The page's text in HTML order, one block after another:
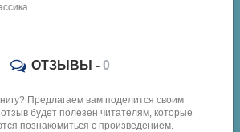
ОТЗЫВЫ - 0
Предлагаем вам поделится своим
будет полезен читателям, которые
познакомиться с произведением.